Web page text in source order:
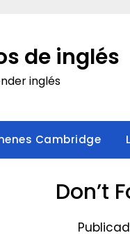
de inglés
inglés
Cambridge
Don’t